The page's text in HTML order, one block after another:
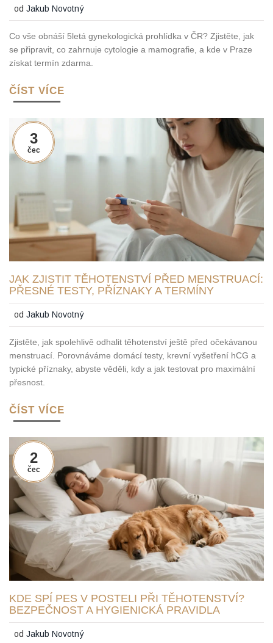
odJakub Novotný
Co vše obnáší 5letá gynekologická prohlídka v ČR? Zjistěte, jak
se připravit, co zahrnuje cytologie a mamografie, a kde v Praze
získat termín zdarma.
ČÍST VÍCE
3
čec
JAK ZJISTIT TĚHOTENSTVÍ PŘED MENSTRUACÍ:
PŘESNÉ TESTY, PŘÍZNAKY A TERMÍNY
odJakub Novotný
Zjistěte, jak spolehlivě odhalit těhotenství ještě před očekávanou
menstruací. Porovnáváme domácí testy, krevní vyšetření hCG a
typické příznaky, abyste věděli, kdy a jak testovat pro maximální
přesnost.
ČÍST VÍCE
2
čec
KDE SPÍ PES V POSTELI PŘI TĚHOTENSTVÍ?
BEZPEČNOST A HYGIENICKÁ PRAVIDLA
odJakub Novotný